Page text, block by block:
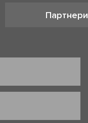
Партнери